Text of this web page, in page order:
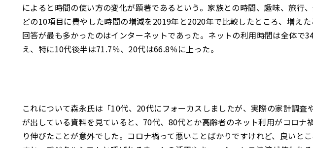
によると時間の使い方の変化が顕著であるという。家族との時間、趣味、旅行
どの10項目に費やした時間の増減を2019年と2020年で比較したところ、増えた
回答が最も多かったのはインターネットであった。ネットの利用時間は全体で
え、特に10代後半は71.7％、20代は66.8％に上った。
これについて森永氏は「10代、20代にフォーカスしましたが、実際の家計調査
が出している資料を見ていると、70代、80代とか高齢者のネット利用がコロナ
り伸びたことが意外でした。コロナ禍って悪いことばかりですけれど、良いと